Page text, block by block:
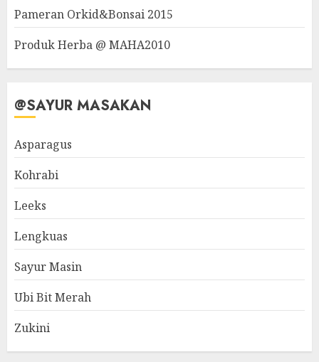
Pameran Orkid&Bonsai 2015
Produk Herba @ MAHA2010
@SAYUR MASAKAN
Asparagus
Kohrabi
Leeks
Lengkuas
Sayur Masin
Ubi Bit Merah
Zukini